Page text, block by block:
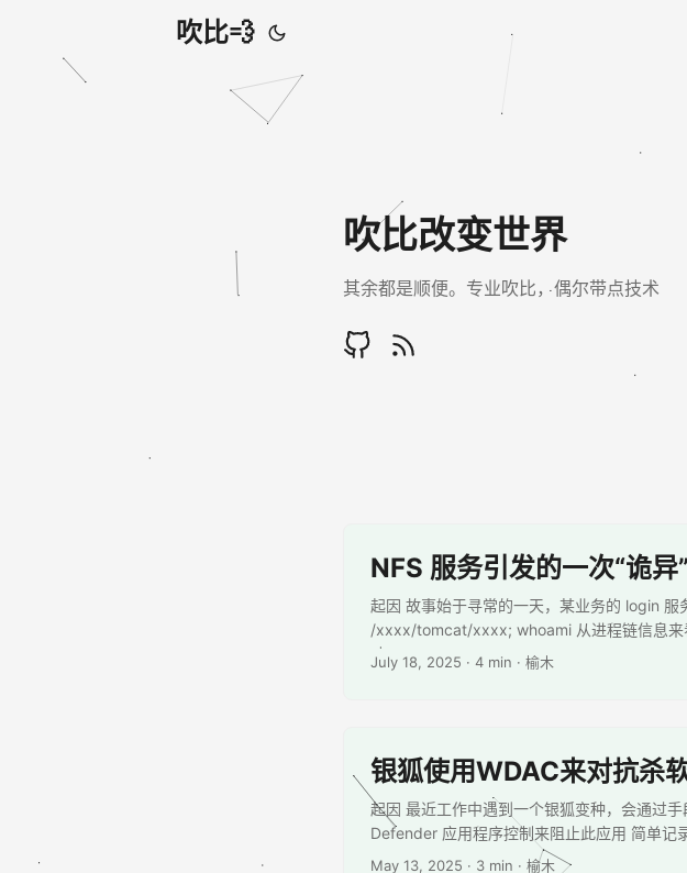
吹比💨
吹比改变世界
其余都是顺便。专业吹比，偶尔带点技术
NFS 服务引发的一次“诡异
起因 故事始于寻常的一天，某业务的 login
/xxxx/tomcat/xxxx; whoami 从进程链信息来
的典型特...
July 18, 2025 · 4 min · 榆木
银狐使用WDAC来对抗杀
起因 最近工作中遇到一个银狐变种，会通过
Defender 应用程序控制来阻止此应用 简单记
May 13, 2025 · 3 min · 榆木